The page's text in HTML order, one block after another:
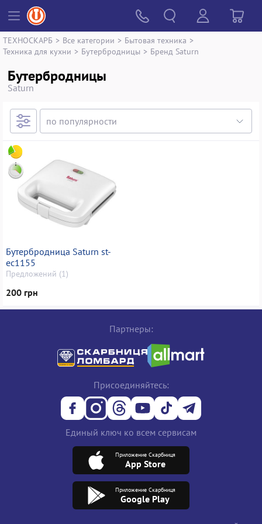
ТЕХНОСКАРБ > Все категории > Бытовая техника >
Техника для кухни > Бутербродницы > Бренд Saturn
Бутербродницы
Saturn
Бутербродница Saturn st-
ec1155
Предложений (1)
200 грн
Партнеры:
Присоединяйтесь:
Единый ключ ко всем сервисам
Приложение Скарбниця
App Store
Приложение Скарбниця
Google Play